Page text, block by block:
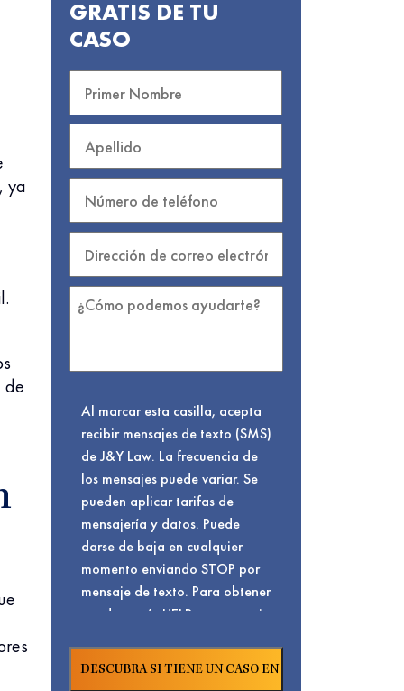
ya
de
GRATIS DE TU
CASO
Al marcar esta casilla, acepta
recibir mensajes de texto (SMS)
de J&Y Law. La frecuencia de
los mensajes puede variar. Se
pueden aplicar tarifas de
mensajería y datos. Puede
darse de baja en cualquier
momento enviando STOP por
mensaje de texto. Para obtener
ayuda, envíe HELP por mensaje